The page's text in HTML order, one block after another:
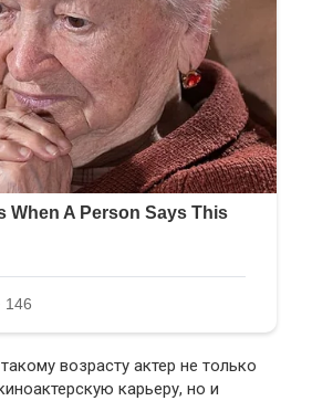
возрасту актер не только
карьеру, но и